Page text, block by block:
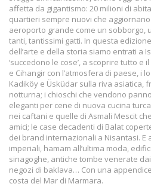
affetta da gigantismo: 20 milioni di
quartieri sempre nuovi che
aeroporto grande come un sobborgo,
tanti, tantissimi gatti. In questa
dell’arte e della storia siamo entrati a
‘succedono le cose’, a scoprire tutto e
e Cihangir con l’atmosfera di paese, i
Kadiköy e Üsküdar sulla riva asiatica,
notturna; i chioschi che vendono
eleganti per cene di nuova cucina
nei caftani e quelle di Asmali Mescit
amici; le case decadenti di Balat
dei brand internazionali a Nisantasi. E
imperiali, hamam all’ultima moda,
sinagoghe, antiche tombe venerate
negozi di baklava… Con una
costa del Mar di Marmara.